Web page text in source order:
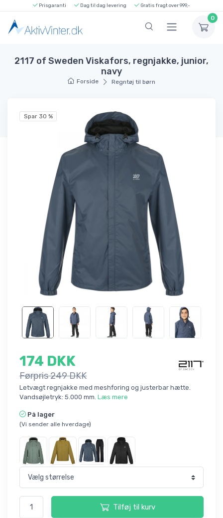
Prisgaranti Dag til dag levering Gratis fragt over 999,-
0
2117 of Sweden Viskafors, regnjakke, junior,
navy
Forside Regntøj til børn
Spar 30 %
174 DKK
Førpris 249 DKK
Letvægt regnjakke med meshforing og justerbar hætte.
Vandsøjletryk: 5.000 mm. Læs mere
På lager
(Vi sender alle hverdage)
Tilføj til kurv